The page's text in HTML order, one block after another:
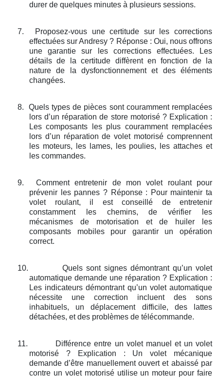
durer de quelques minutes à plusieurs sessions.
7.
Proposez-vous une certitude sur les corrections
effectuées sur Andresy ? Réponse : Oui, nous offrons
une garantie sur les corrections effectuées. Les
détails de la certitude diffèrent en fonction de la
nature de la dysfonctionnement et des éléments
changées.
8.
Quels types de pièces sont couramment remplacées
lors d’un réparation de store motorisé ? Explication :
Les composants les plus couramment remplacées
lors d’un réparation de volet motorisé comprennent
les moteurs, les lames, les poulies, les attaches et
les commandes.
9.
Comment entretenir de mon volet roulant pour
prévenir les pannes ? Réponse : Pour maintenir ta
volet roulant, il est conseillé de entretenir
constamment les chemins, de vérifier les
mécanismes de motorisation et de huiler les
composants mobiles pour garantir un opération
correct.
10.
Quels sont signes démontrant qu’un volet
automatique demande une réparation ? Explication :
Les indicateurs démontrant qu’un volet automatique
nécessite une correction incluent des sons
inhabituels, un déplacement difficile, des lattes
détachées, et des problèmes de télécommande.
11.
Différence entre un volet manuel et un volet
motorisé ? Explication : Un volet mécanique
demande d’être manuellement ouvert et abaissé par
contre un volet motorisé utilise un moteur pour faire